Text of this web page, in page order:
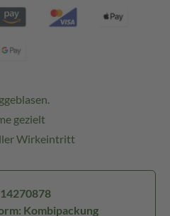
gezielt
Wirkeintritt
Kombipackung